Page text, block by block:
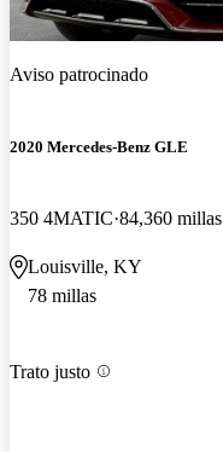
Aviso patrocinado
2020 Mercedes-Benz GLE
350 4MATIC 84,360 millas
Louisville, KY
78 millas
Trato justo